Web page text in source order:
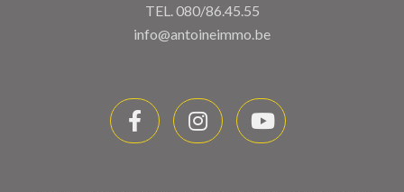
TEL. 080/86.45.55
info@antoineimmo.be